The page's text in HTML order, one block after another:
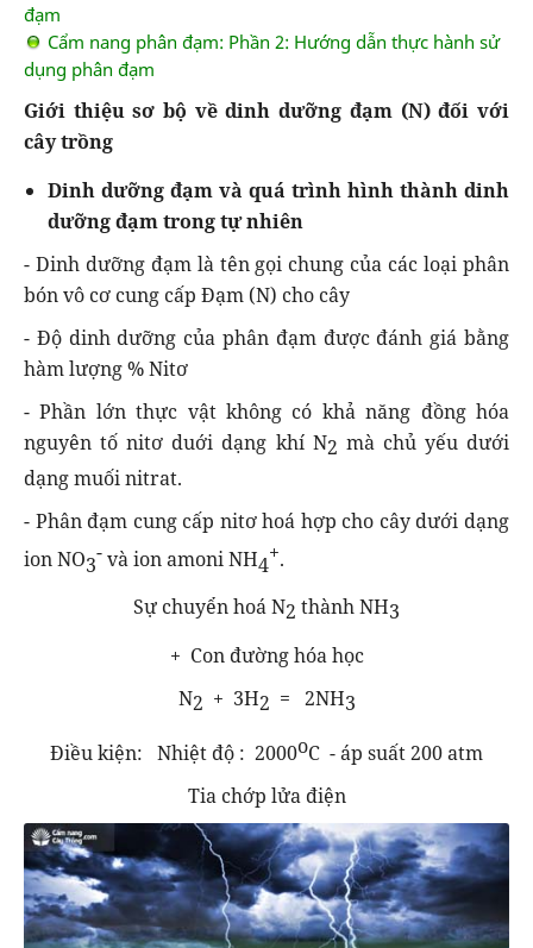
đạm
Cẩm nang phân đạm: Phần 2: Hướng dẫn thực hành sử
dụng phân đạm
Giới thiệu sơ bộ về dinh dưỡng đạm (N) đối với
cây trồng
Dinh dưỡng đạm và quá trình hình thành dinh
dưỡng đạm trong tự nhiên
- Dinh dưỡng đạm là tên gọi chung của các loại phân
bón vô cơ cung cấp Đạm (N) cho cây
- Độ dinh dưỡng của phân đạm được đánh giá bằng
hàm lượng % Nitơ
- Phần lớn thực vật không có khả năng đồng hóa
nguyên tố nitơ duới dạng khí N2 mà chủ yếu dưới
dạng muối nitrat.
- Phân đạm cung cấp nitơ hoá hợp cho cây dưới dạng
ion NO3-và ion amoni NH4+.
Sự chuyển hoá N2 thành NH3
+ Con đường hóa học
N2 + 3H2 = 2NH3
Điều kiện: Nhiệt độ : 2000oC - áp suất 200 atm
Tia chớp lửa điện